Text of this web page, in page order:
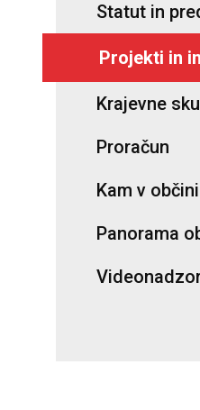
Statut in
Projekti in
Krajevne
Proračun
Kam v
Panorama